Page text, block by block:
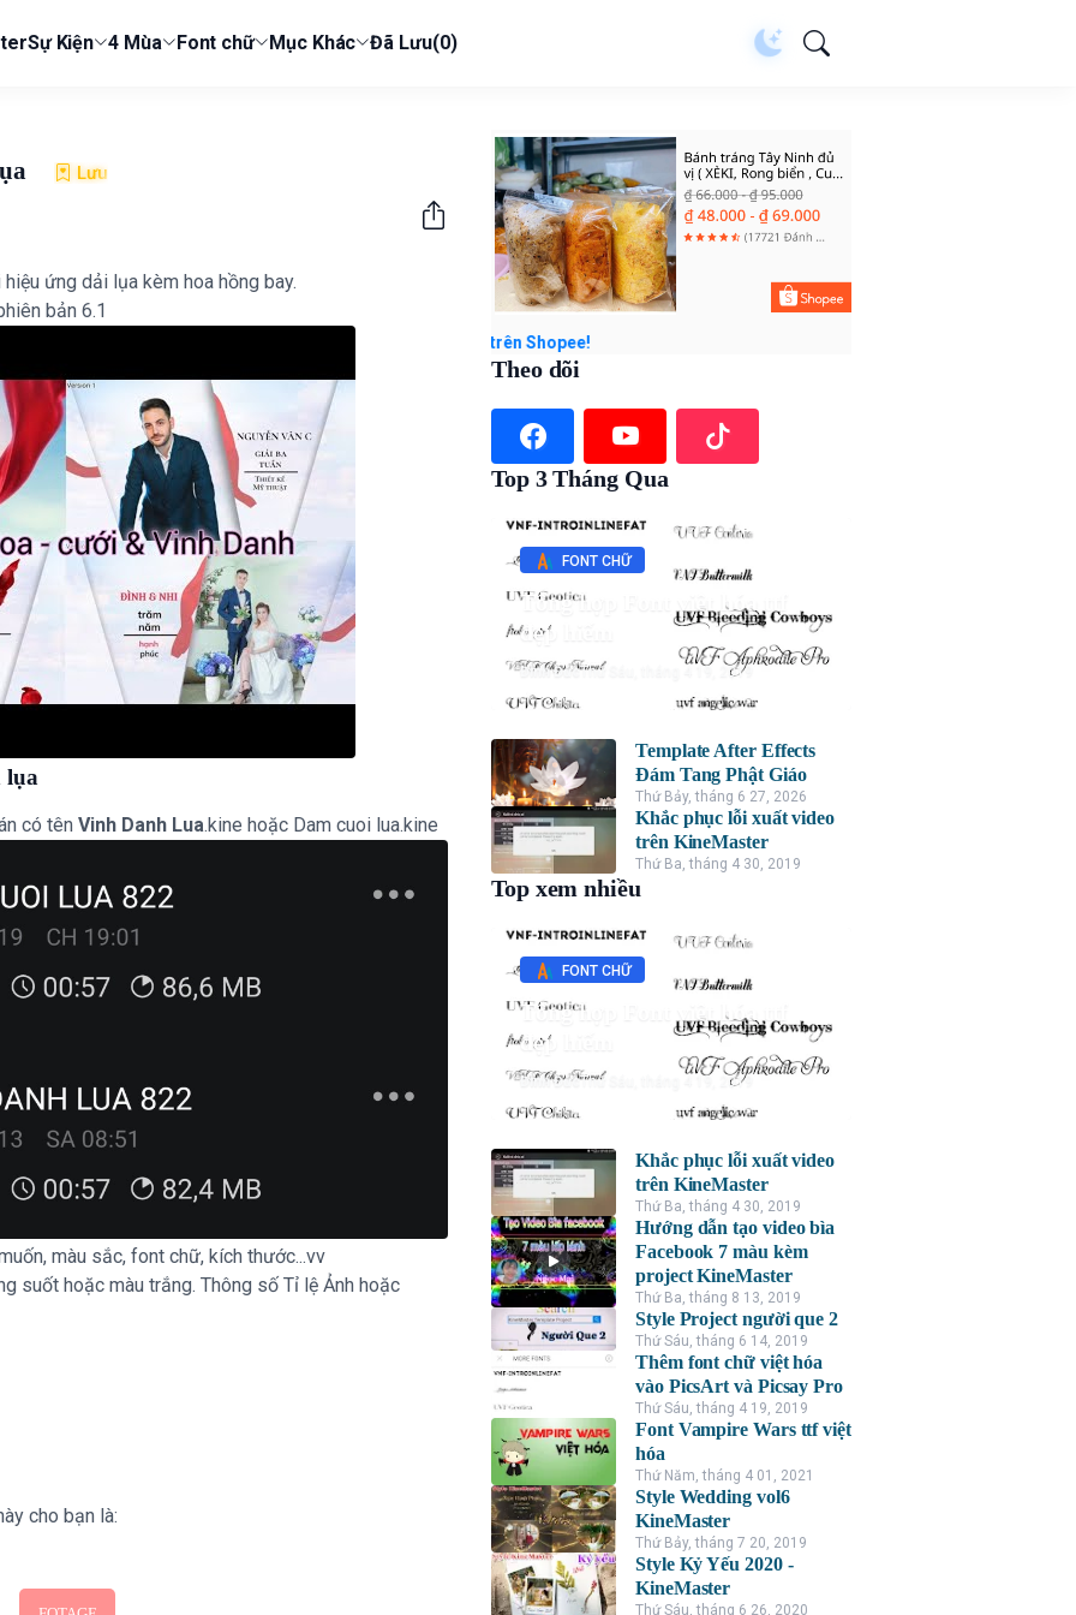
Sự Kiện 4 Mùa Font chữ Mục Khác Đã Lưu(0)
Lưu
ứng dải lụa kèm hoa hồng bay.
bản 6.1
lụa
có tên Vinh Danh Lua.kine hoặc Dam cuoi lua.kine
màu sắc, font chữ, kích thước...vv
suốt hoặc màu trắng. Thông số Tỉ lệ Ảnh hoặc
cho bạn là:
M67 với giá ₫168.000 - ₫219.500. Mua ngay trên Shopee!
Theo dõi
Top 3 Tháng Qua
FONT CHỮ
Tổng hợp Font việt hóa ttf
đẹp hiếm
Đình ĐứcThứ Sáu, tháng 4 19, 2019
Template After Effects
Đám Tang Phật Giáo
Thứ Bảy, tháng 6 27, 2026
Khắc phục lỗi xuất video
trên KineMaster
Thứ Ba, tháng 4 30, 2019
Top xem nhiều
FONT CHỮ
Tổng hợp Font việt hóa ttf
đẹp hiếm
Đình ĐứcThứ Sáu, tháng 4 19, 2019
Khắc phục lỗi xuất video
trên KineMaster
Thứ Ba, tháng 4 30, 2019
Hướng dẫn tạo video bìa
Facebook 7 màu kèm
project KineMaster
Thứ Ba, tháng 8 13, 2019
Style Project người que 2
Thứ Sáu, tháng 6 14, 2019
Thêm font chữ việt hóa
vào PicsArt và Picsay Pro
Thứ Sáu, tháng 4 19, 2019
Font Vampire Wars ttf việt
hóa
Thứ Năm, tháng 4 01, 2021
Style Wedding vol6
KineMaster
Thứ Bảy, tháng 7 20, 2019
Style Kỷ Yếu 2020 -
KineMaster
Thứ Sáu, tháng 6 26, 2020